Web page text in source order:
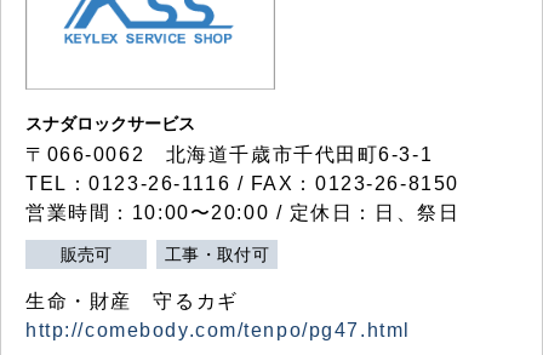
スナダロックサービス
〒066-0062 北海道千歳市千代田町6-3-1
TEL：0123-26-1116 / FAX：0123-26-8150
営業時間：10:00〜20:00 / 定休日：日、祭日
販売可 工事・取付可
生命・財産 守るカギ
http://comebody.com/tenpo/pg47.html